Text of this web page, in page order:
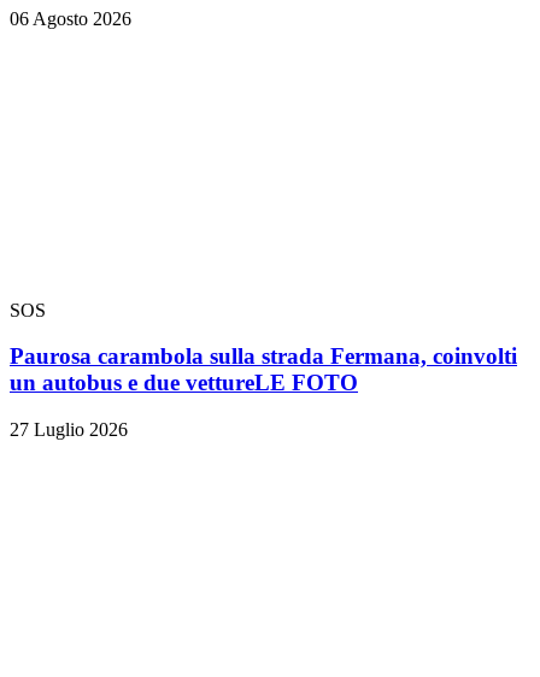
06 Agosto 2026
SOS
Paurosa carambola sulla strada Fermana, coinvolti
un autobus e due vettureLE FOTO
27 Luglio 2026